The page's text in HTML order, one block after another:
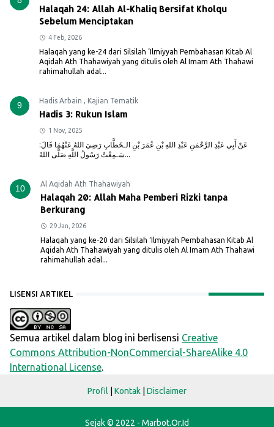
Halaqah 24: Allah Al-Khaliq Bersifat Kholqu
Sebelum Menciptakan
4 Feb, 2026
Halaqah yang ke-24 dari Silsilah ‘Ilmiyyah Pembahasan Kitab Al
Aqidah Ath Thahawiyah yang ditulis oleh Al Imam Ath Thahawi
rahimahullah adal...
9 Hadis Arbain , Kajian Tematik
Hadis 3: Rukun Islam
1 Nov, 2025
عَنْ أَبِي عَبْدِ الرَّحْمَنِ عَبْدِ اللهِ بْنِ عُمَرَ بْنِ الـخَطَّابِ رَضِيَ اللهُ عَنْهُمَا قَالَ:
سَـمِعْتُ رَسُولُ اللَّهِ صَلَّى اللهُ...
10 Al Aqidah Ath Thahawiyah
Halaqah 20: Allah Maha Pemberi Rizki tanpa
Berkurang
29 Jan, 2026
Halaqah yang ke-20 dari Silsilah ‘Ilmiyyah Pembahasan Kitab Al
Aqidah Ath Thahawiyah yang ditulis oleh Al Imam Ath Thahawi
rahimahullah adal...
LISENSI ARTIKEL
Semua artikel dalam blog ini berlisensi Creative
Commons Attribution-NonCommercial-ShareAlike 4.0
International License
Profil | Kontak | Disclaimer
Sejak © 2022 - Marbot.Or.Id